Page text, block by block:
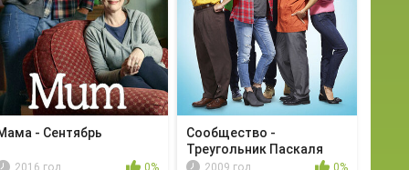
- Сентябрь
2016 год 0%
Сообщество -
Треугольник Паскаля
повт...2009 год 0%